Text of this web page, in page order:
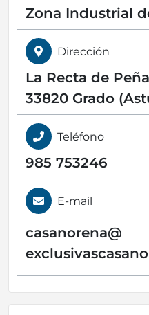
Zona Industrial
Dirección
La Recta de
33820 Grado
Teléfono
985 753246
E-mail
casanorena@